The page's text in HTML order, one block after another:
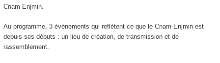
Cnam-Enjmin.
Au programme, 3 événements qui reflètent ce que le Cnam-Enjmin est
depuis ses débuts : un lieu de création, de transmission et de
rassemblement.